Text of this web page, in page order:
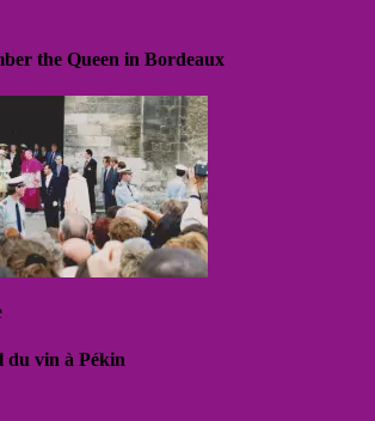
the Queen in Bordeaux
du vin à Pékin